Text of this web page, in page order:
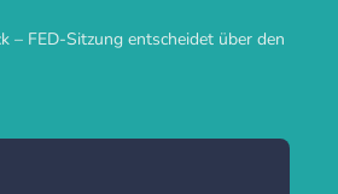
– FED-Sitzung entscheidet über den